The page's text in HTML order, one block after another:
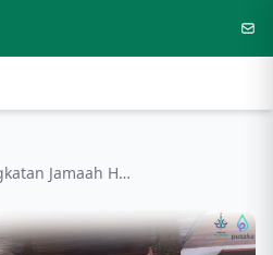
Pemberangkatan Jamaah Haji Kabupaten Nganjuk Kloter 33 dan 34